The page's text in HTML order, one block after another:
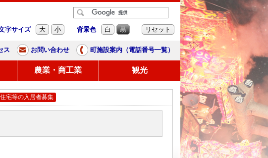
字サイズ 大 小 背景色 白 黒 リセット
ス お問い合わせ 町施設案内（電話番号一覧）
農業・商工業 観光
宅等の入居者募集